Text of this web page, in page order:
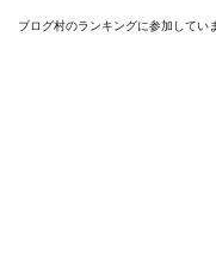
ブログ村のランキングに参加してい